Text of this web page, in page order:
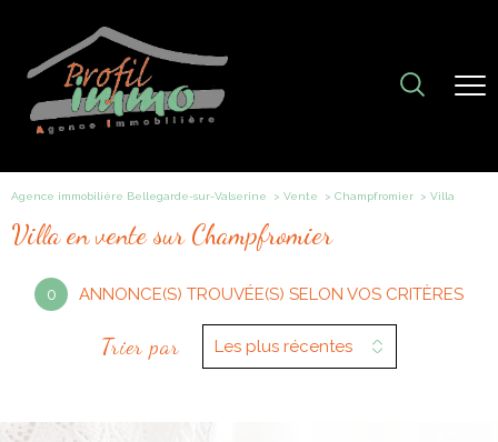
Agence immobiliére Bellegarde-sur-Valserine Vente Champfromier villa
Villa en vente sur Champfromier
0 ANNONCE(S) TROUVÉE(S) SELON VOS CRITÈRES
Trier par Les plus récentes